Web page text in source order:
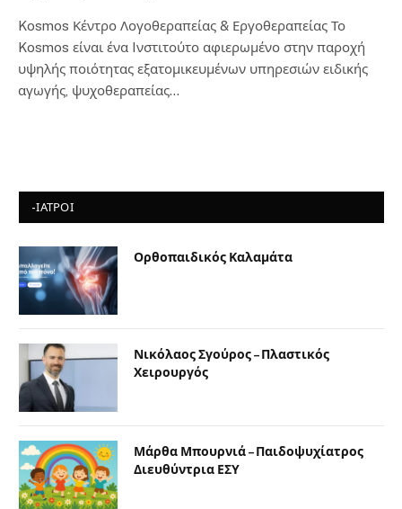
Kosmos Κέντρο Λογοθεραπείας & Εργοθεραπείας Το
Kosmos είναι ένα Iνστιτούτο αφιερωμένο στην παροχή
υψηλής ποιότητας εξατομικευμένων υπηρεσιών ειδικής
αγωγής, ψυχοθεραπείας…
-ΙΑΤΡΟΙ
Ορθοπαιδικός Καλαμάτα
Νικόλαος Σγούρος – Πλαστικός
Χειρουργός
Μάρθα Μπουρνιά – Παιδοψυχίατρος
Διευθύντρια ΕΣΥ